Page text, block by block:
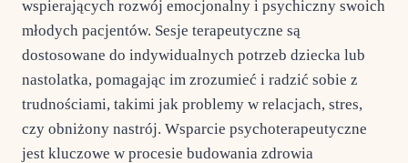
wspierających rozwój emocjonalny i psychiczny swoich
młodych pacjentów. Sesje terapeutyczne są
dostosowane do indywidualnych potrzeb dziecka lub
nastolatka, pomagając im zrozumieć i radzić sobie z
trudnościami, takimi jak problemy w relacjach, stres,
czy obniżony nastrój. Wsparcie psychoterapeutyczne
jest kluczowe w procesie budowania zdrowia